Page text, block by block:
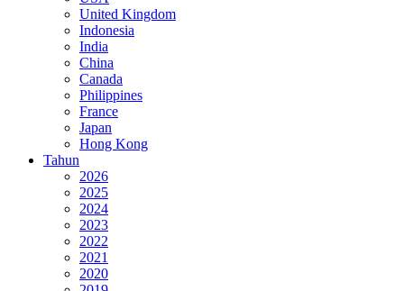
United Kingdom
Indonesia
India
China
Canada
Philippines
France
Japan
Hong Kong
Tahun
2026
2025
2024
2023
2022
2021
2020